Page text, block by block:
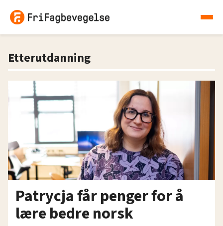
Etterutdanning
Patrycja får penger for å
lære bedre norsk